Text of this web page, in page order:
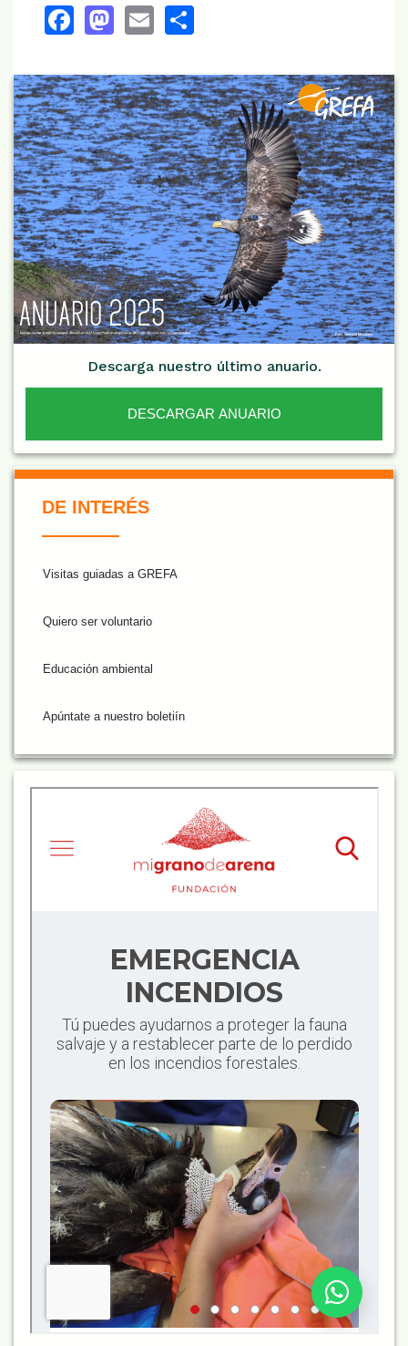
Facebook
Mastodon
Email
Descarga nuestro último anuario.
DESCARGAR ANUARIO
DE INTERÉS
Visitas guiadas a GREFA
Quiero ser voluntario
Educación ambiental
Apúntate a nuestro boletiín